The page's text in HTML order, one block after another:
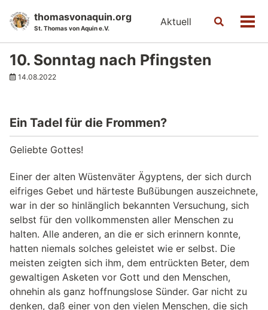
thomasvonaquin.org
St. Thomas von Aquin e.V.
Aktuell
Toggle
10. Sonntag nach Pfingsten
14.08.2022
Ein Tadel für die Frommen?
Geliebte Gottes!
Einer der alten Wüstenväter Ägyptens, der sich durch
eifriges Gebet und härteste Bußübungen auszeichnete,
war in der so hinlänglich bekannten Versuchung, sich
selbst für den vollkommensten aller Menschen zu
halten. Alle anderen, an die er sich erinnern konnte,
hatten niemals solches geleistet wie er selbst. Die
meisten zeigten sich ihm, dem entrückten Beter, dem
gewaltigen Asketen vor Gott und den Menschen,
ohnehin als ganz hoffnungslose Sünder. Gar nicht zu
denken, daß einer von den vielen Menschen, die sich